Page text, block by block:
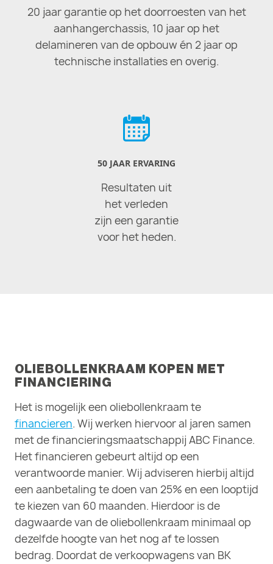
20 jaar garantie op het doorroesten van het
aanhangerchassis, 10 jaar op het
delamineren van de opbouw én 2 jaar op
technische installaties en overig.
50 JAAR ERVARING
Resultaten uit
het verleden
zijn een garantie
voor het heden.
OLIEBOLLENKRAAM KOPEN MET
FINANCIERING
Het is mogelijk een oliebollenkraam te
financieren. Wij werken hiervoor al jaren samen
met de financieringsmaatschappij ABC Finance.
Het financieren gebeurt altijd op een
verantwoorde manier. Wij adviseren hierbij altijd
een aanbetaling te doen van 25% en een looptijd
te kiezen van 60 maanden. Hierdoor is de
dagwaarde van de oliebollenkraam minimaal op
dezelfde hoogte van het nog af te lossen
bedrag. Doordat de verkoopwagens van BK